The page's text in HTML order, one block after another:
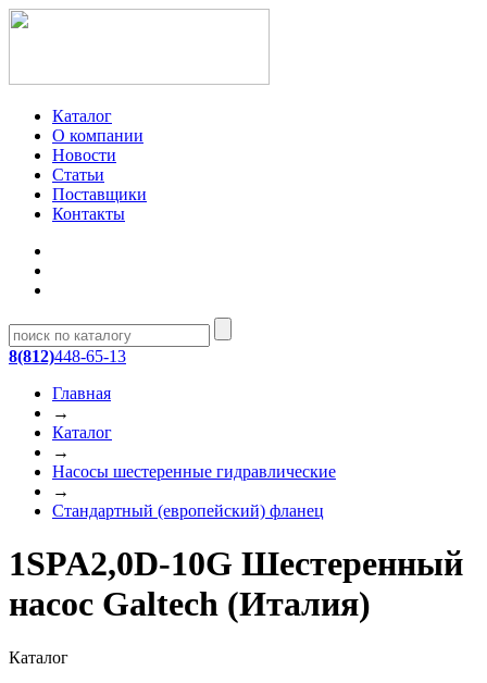
Каталог
О компании
Новости
Статьи
Поставщики
Контакты
8(812)448-65-13
Главная
→
Каталог
→
Насосы шестеренные гидравлические
→
Стандартный (европейский) фланец
1SPA2,0D-10G Шестеренный
насос Galtech (Италия)
Каталог